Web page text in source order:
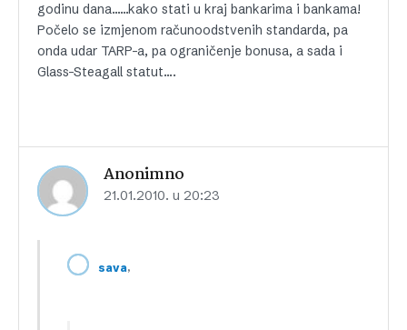
godinu dana……kako stati u kraj bankarima i bankama!
Počelo se izmjenom računoodstvenih standarda, pa
onda udar TARP-a, pa ograničenje bonusa, a sada i
Glass-Steagall statut….
Anonimno
21.01.2010. u 20:23
sava,